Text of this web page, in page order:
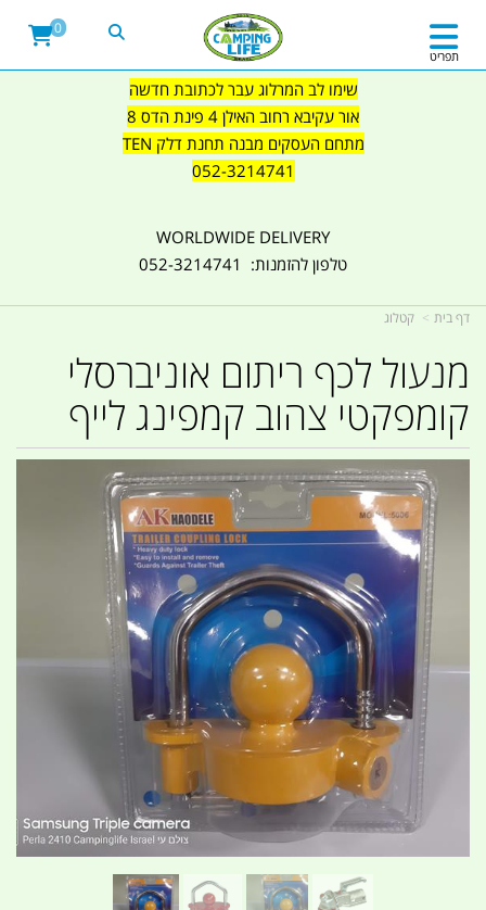
שימו לב המרלוג עבר לכתובת חדשה
אור עקיבא רחוב האילן 4 פינת הדס 8
מתחם העסקים מבנה תחנת דלק TEN
052-3214741
WORLDWIDE DELIVERY
טלפון להזמנות: 052-3214741
תפריט
0
דף בית קטלוג
מנעול לכף ריתום אוניברסלי
קומפקטי צהוב קמפינג לייף